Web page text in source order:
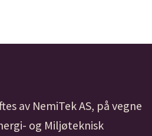
av NemiTek AS, på vegne
og Miljøteknisk